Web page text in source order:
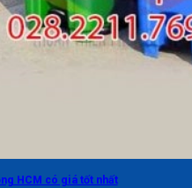
HCM có giá tốt nhất